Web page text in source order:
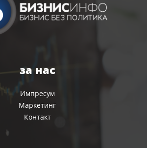
за нас
Импресум
Маркетинг
Контакт